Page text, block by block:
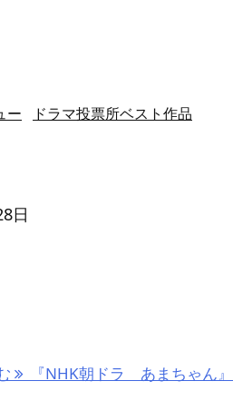
ー ドラマ投票所ベスト作品
日
『NHK朝ドラ あまちゃん』